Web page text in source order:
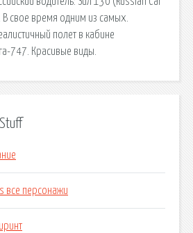
В свое время одним из самых.
полет в кабине
747. Красивые виды.
все персонажи